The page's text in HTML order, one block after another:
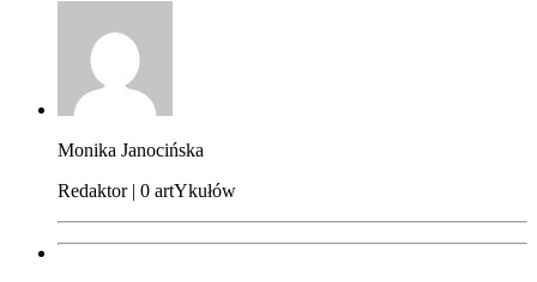
Monika Janocińska
Redaktor | 0 artYkułów